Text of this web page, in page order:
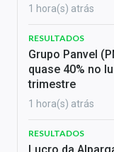
1 hora(s) atrás
RESULTADOS
Grupo Panvel
quase 40% no
trimestre
1 hora(s) atrás
RESULTADOS